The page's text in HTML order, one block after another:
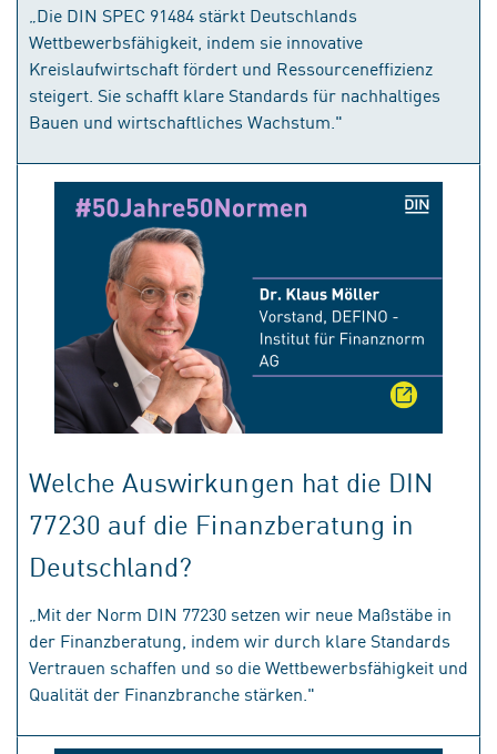
„Die DIN SPEC 91484 stärkt Deutschlands
Wettbewerbsfähigkeit, indem sie innovative
Kreislaufwirtschaft fördert und Ressourceneffizienz
steigert. Sie schafft klare Standards für nachhaltiges
Bauen und wirtschaftliches Wachstum."
Welche Auswirkungen hat die DIN
77230 auf die Finanzberatung in
Deutschland?
„Mit der Norm DIN 77230 setzen wir neue Maßstäbe in
der Finanzberatung, indem wir durch klare Standards
Vertrauen schaffen und so die Wettbewerbsfähigkeit und
Qualität der Finanzbranche stärken."